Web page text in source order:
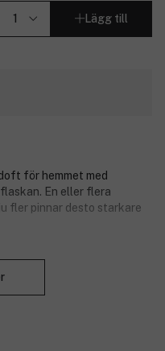
Lägg till
för hemmet med
En eller flera
fler pinnar desto starkare